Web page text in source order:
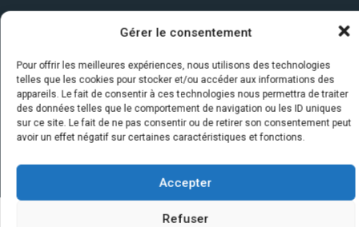
Gérer le consentement
Pour offrir les meilleures expériences, nous utilisons des technologies
telles que les cookies pour stocker et/ou accéder aux informations des
appareils. Le fait de consentir à ces technologies nous permettra de traiter
des données telles que le comportement de navigation ou les ID uniques
sur ce site. Le fait de ne pas consentir ou de retirer son consentement peut
avoir un effet négatif sur certaines caractéristiques et fonctions.
Accepter
Refuser